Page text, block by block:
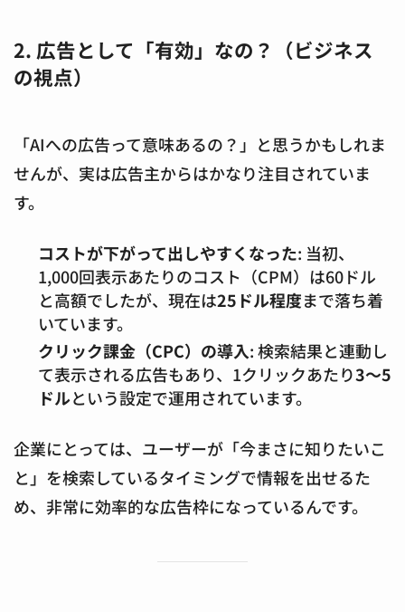
2. 広告として「有効」なの？（ビジネス
の視点）
「AIへの広告って意味あるの？」と思うかもしれま
せんが、実は広告主からはかなり注目されていま
す。
コストが下がって出しやすくなった: 当初、
1,000回表示あたりのコスト（CPM）は60ドル
と高額でしたが、現在は25ドル程度まで落ち着
いています。
クリック課金（CPC）の導入: 検索結果と連動し
て表示される広告もあり、1クリックあたり3〜5
ドルという設定で運用されています。
企業にとっては、ユーザーが「今まさに知りたいこ
と」を検索しているタイミングで情報を出せるた
め、非常に効率的な広告枠になっているんです。